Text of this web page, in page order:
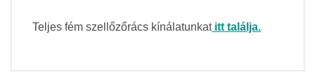
Teljes fém szellőzőrács kínálatunkatitt találja.